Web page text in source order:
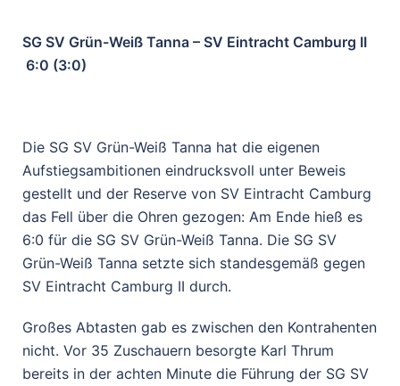
SG SV Grün-Weiß Tanna – SV Eintracht Camburg II
6:0 (3:0)
Die SG SV Grün-Weiß Tanna hat die eigenen
Aufstiegsambitionen eindrucksvoll unter Beweis
gestellt und der Reserve von SV Eintracht Camburg
das Fell über die Ohren gezogen: Am Ende hieß es
6:0 für die SG SV Grün-Weiß Tanna. Die SG SV
Grün-Weiß Tanna setzte sich standesgemäß gegen
SV Eintracht Camburg II durch.
Großes Abtasten gab es zwischen den Kontrahenten
nicht. Vor 35 Zuschauern besorgte Karl Thrum
bereits in der achten Minute die Führung der SG SV